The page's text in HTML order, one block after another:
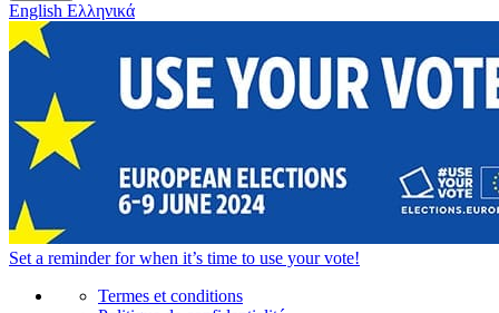
English Ελληνικά
Set a reminderfor when it’s time to use your vote!
Termes et conditions